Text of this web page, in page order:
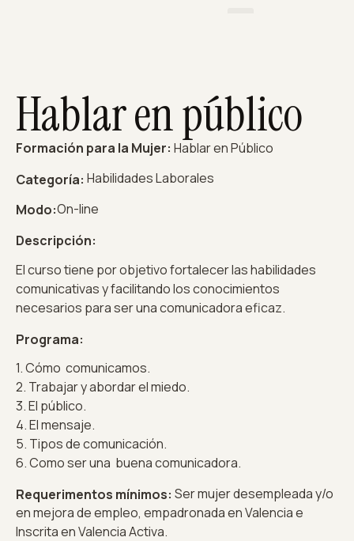
Hablar en público
Formación para la Mujer: Hablar en Público
Categoría: Habilidades Laborales
Modo:On-line
Descripción:
El curso tiene por objetivo fortalecer las habilidades
comunicativas y facilitando los conocimientos
necesarios para ser una comunicadora eficaz.
Programa:
1. Cómo comunicamos.
2. Trabajar y abordar el miedo.
3. El público.
4. El mensaje.
5. Tipos de comunicación.
6. Como ser una buena comunicadora.
Requerimentos mínimos: Ser mujer desempleada y/o
en mejora de empleo, empadronada en Valencia e
Inscrita en Valencia Activa.